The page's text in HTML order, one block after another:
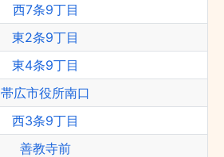
西7条9丁目
東2条9丁目
東4条9丁目
帯広市役所南口
西3条9丁目
善教寺前